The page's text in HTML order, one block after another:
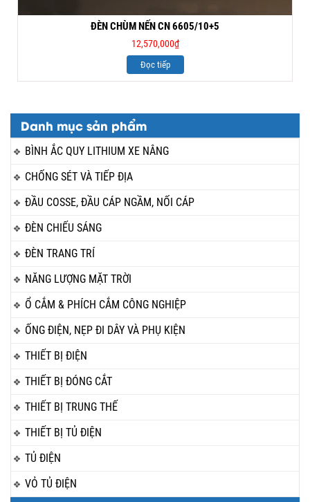
Danh mục sản phẩm
BÌNH ẮC QUY LITHIUM XE NÂNG
CHỐNG SÉT VÀ TIẾP ĐỊA
ĐẦU COSSE, ĐẦU CÁP NGẦM, NỐI CÁP
ĐÈN CHIẾU SÁNG
ĐÈN TRANG TRÍ
NĂNG LƯỢNG MẶT TRỜI
Ổ CẮM & PHÍCH CẮM CÔNG NGHIỆP
ỐNG ĐIỆN, NẸP ĐI DÂY VÀ PHỤ KIỆN
THIẾT BỊ ĐIỆN
THIẾT BỊ ĐÓNG CẮT
THIẾT BỊ TRUNG THẾ
THIẾT BỊ TỦ ĐIỆN
TỦ ĐIỆN
VỎ TỦ ĐIỆN
ĐÈN CHÙM NẾN CN 6605/10+5
12,570,000₫
Đọc tiếp